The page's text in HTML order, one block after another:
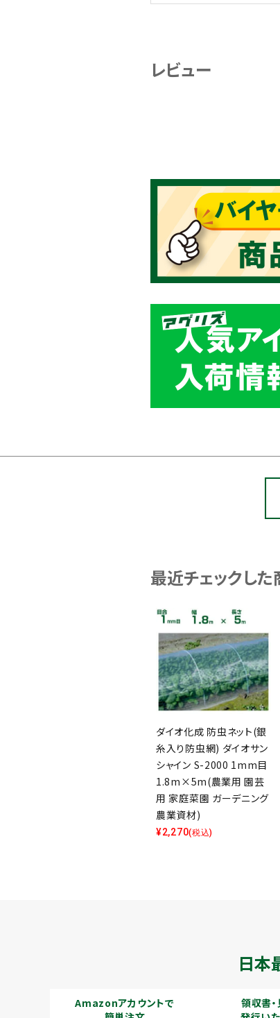
レビュー
最近チェックした
ダイオ化成 防虫ネット(銀
糸入り防虫網) ダイオサン
シャイン S-2000 1mm目
1.8m×5m(農業用 園芸
用 家庭菜園 ガーデニング
農業資材)
¥2,270(税込)
日本
Amazonアカウントで
領収書